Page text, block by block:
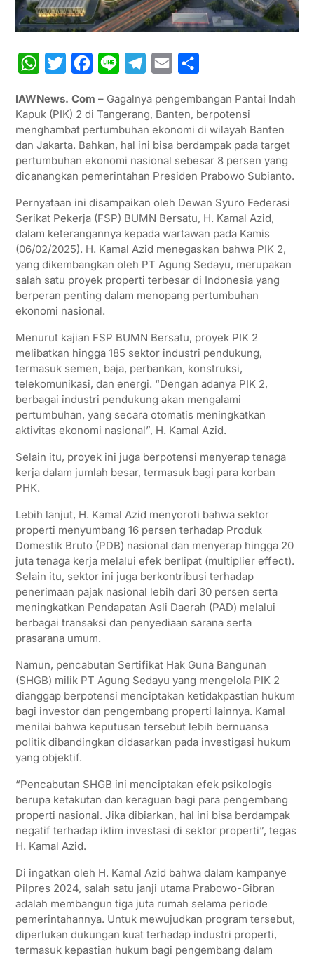
W
a
t
s
A
p
i
t
t
e
c
e
b
o
k
n
e
l
e
g
r
m
a
i
l
a
r
e
IAWNews. Com – Gagalnya pengembangan Pantai Indah
Kapuk (PIK) 2 di Tangerang, Banten, berpotensi
menghambat pertumbuhan ekonomi di wilayah Banten
dan Jakarta. Bahkan, hal ini bisa berdampak pada target
pertumbuhan ekonomi nasional sebesar 8 persen yang
dicanangkan pemerintahan Presiden Prabowo Subianto.
Pernyataan ini disampaikan oleh Dewan Syuro Federasi
Serikat Pekerja (FSP) BUMN Bersatu, H. Kamal Azid,
dalam keterangannya kepada wartawan pada Kamis
(06/02/2025). H. Kamal Azid menegaskan bahwa PIK 2,
yang dikembangkan oleh PT Agung Sedayu, merupakan
salah satu proyek properti terbesar di Indonesia yang
berperan penting dalam menopang pertumbuhan
ekonomi nasional.
Menurut kajian FSP BUMN Bersatu, proyek PIK 2
melibatkan hingga 185 sektor industri pendukung,
termasuk semen, baja, perbankan, konstruksi,
telekomunikasi, dan energi. “Dengan adanya PIK 2,
berbagai industri pendukung akan mengalami
pertumbuhan, yang secara otomatis meningkatkan
aktivitas ekonomi nasional”, H. Kamal Azid.
Selain itu, proyek ini juga berpotensi menyerap tenaga
kerja dalam jumlah besar, termasuk bagi para korban
PHK.
Lebih lanjut, H. Kamal Azid menyoroti bahwa sektor
properti menyumbang 16 persen terhadap Produk
Domestik Bruto (PDB) nasional dan menyerap hingga 20
juta tenaga kerja melalui efek berlipat (multiplier effect).
Selain itu, sektor ini juga berkontribusi terhadap
penerimaan pajak nasional lebih dari 30 persen serta
meningkatkan Pendapatan Asli Daerah (PAD) melalui
berbagai transaksi dan penyediaan sarana serta
prasarana umum.
Namun, pencabutan Sertifikat Hak Guna Bangunan
(SHGB) milik PT Agung Sedayu yang mengelola PIK 2
dianggap berpotensi menciptakan ketidakpastian hukum
bagi investor dan pengembang properti lainnya. Kamal
menilai bahwa keputusan tersebut lebih bernuansa
politik dibandingkan didasarkan pada investigasi hukum
yang objektif.
“Pencabutan SHGB ini menciptakan efek psikologis
berupa ketakutan dan keraguan bagi para pengembang
properti nasional. Jika dibiarkan, hal ini bisa berdampak
negatif terhadap iklim investasi di sektor properti”, tegas
H. Kamal Azid.
Di ingatkan oleh H. Kamal Azid bahwa dalam kampanye
Pilpres 2024, salah satu janji utama Prabowo-Gibran
adalah membangun tiga juta rumah selama periode
pemerintahannya. Untuk mewujudkan program tersebut,
diperlukan dukungan kuat terhadap industri properti,
termasuk kepastian hukum bagi pengembang dalam